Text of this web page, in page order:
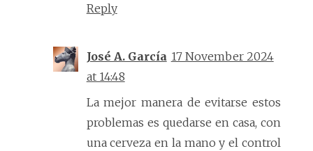
Reply
José A. García 17 November 2024
at 14:48
La mejor manera de evitarse estos
problemas es quedarse en casa, con
una cerveza en la mano y el control